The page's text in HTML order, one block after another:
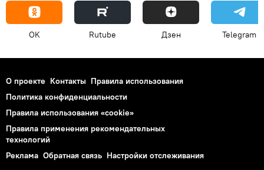
OK Rutube Дзен Telegram
О проекте Контакты Правила использования
Политика конфиденциальности
Правила использования «cookie»
Правила применения рекомендательных
технологий
Реклама Обратная связь Настройки отслеживания